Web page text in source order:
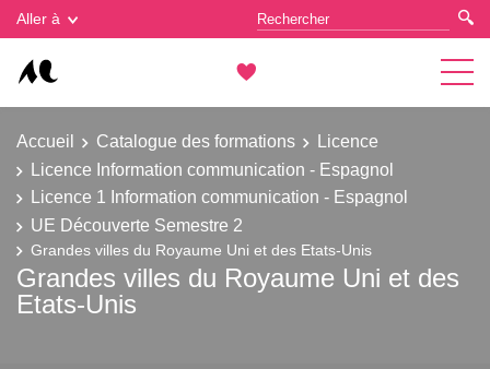
Aller à
Accueil Catalogue des formations
Licence
Licence Information communication - Espagnol
Licence 1 Information communication - Espagnol
UE Découverte Semestre 2
Grandes villes du Royaume Uni et des Etats-Unis
Grandes villes du Royaume Uni et des
Etats-Unis
Gestion des cookies